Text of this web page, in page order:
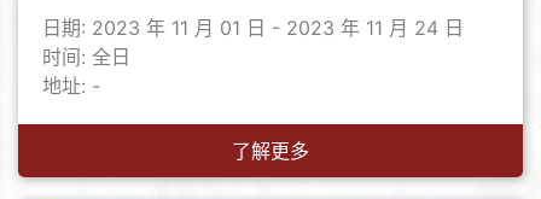
日期: 2023 年 11 月 01 日 - 2023 年 11 月 24 日
时间: 全日
地址: -
了解更多